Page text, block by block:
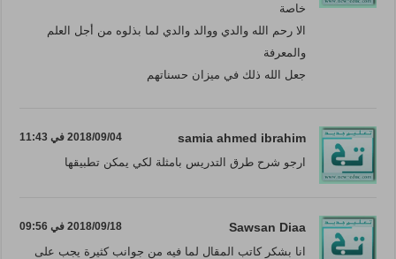
خاصة
الا رحم الله والدي ووالد والدي لما بذلوه من أجل العلم
والمعرفة
جعل الله ذلك في ميزان حسناتهم
samia ahmed ibrahim 2018/09/04 في 11:43
ارجو شرح طرق التدريس بامثلة لكي يمكن تطبيقها
Sawsan Diaa 2018/09/18 في 09:56
انا بشكر كاتب المقال لما فيه من جوانب كثيرة يجب على